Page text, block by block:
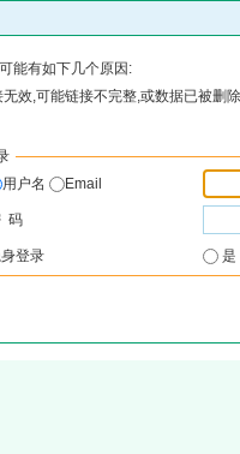
能有如下几个原因:
效,可能链接不完整,或数据已被删
用户名
Email
码
登录